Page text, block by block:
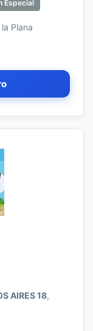
Especial
Plana
AIRES 18,